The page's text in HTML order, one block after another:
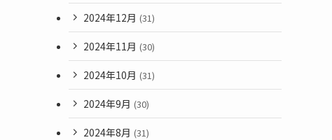
2024年12月 (31)
2024年11月 (30)
2024年10月 (31)
2024年9月 (30)
2024年8月 (31)